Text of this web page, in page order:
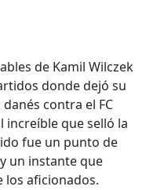
de Kamil Wilczek
donde dejó su
contra el FC
increíble que selló la
fue un punto de
un instante que
los aficionados.